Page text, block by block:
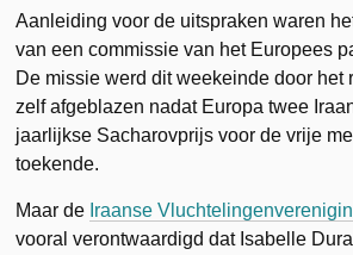
Aanleiding voor de uitspraken waren
van een commissie van het Europees
De missie werd dit weekeinde door het
zelf afgeblazen nadat Europa twee
jaarlijkse Sacharovprijs voor de vrije
toekende.
Maar de Iraanse
vooral verontwaardigd dat Isabelle